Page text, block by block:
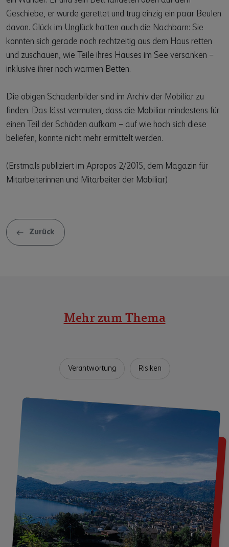
Geschiebe, er wurde gerettet und trug einzig ein paar Beulen
davon. Glück im Unglück hatten auch die Nachbarn: Sie
konnten sich gerade noch rechtzeitig aus dem Haus retten
und zuschauen, wie Teile ihres Hauses im See versanken –
inklusive ihrer noch warmen Betten.
Die obigen Schadenbilder sind im Archiv der Mobiliar zu
finden. Das lässt vermuten, dass die Mobiliar mindestens für
einen Teil der Schäden aufkam – auf wie hoch sich diese
beliefen, konnte nicht mehr ermittelt werden.
(Erstmals publiziert im Apropos 2/2015, dem Magazin für
Mitarbeiterinnen und Mitarbeiter der Mobiliar)
Zurück
Mehr zum Thema
Verantwortung Risiken